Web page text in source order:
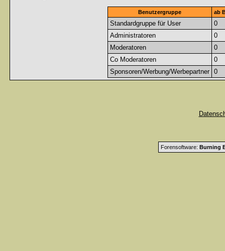
Benutzergruppe ab
Standardgruppe für User
0
Administratoren
0
Moderatoren
0
Co Moderatoren
0
Sponsoren/Werbung/Werbepartner 0
Forensoftware: Burning